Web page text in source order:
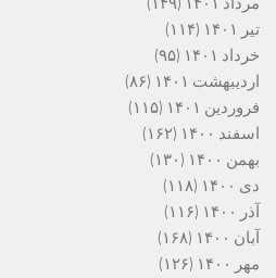
تیر ۱۴۰۱
(۱۱۴)
خرداد ۱۴۰۱
(۹۵)
اردیبهشت ۱۴۰۱
(۸۶)
فروردین ۱۴۰۱
(۱۱۵)
اسفند ۱۴۰۰
(۱۶۲)
بهمن ۱۴۰۰
(۱۳۰)
دی ۱۴۰۰
(۱۱۸)
آذر ۱۴۰۰
(۱۱۶)
آبان ۱۴۰۰
(۱۶۸)
مهر ۱۴۰۰
(۱۲۶)